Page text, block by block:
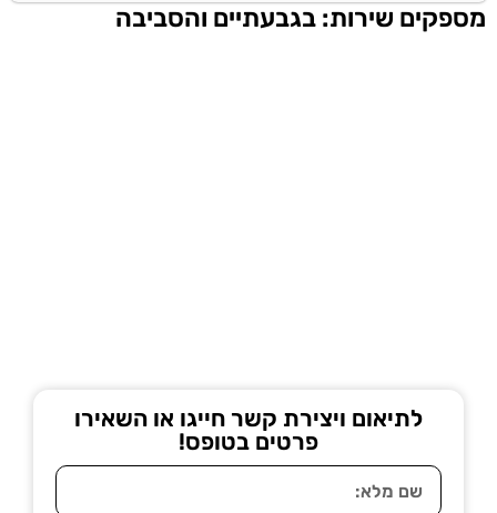
מספקים שירות: בגבעתיים והסביבה
לתיאום ויצירת קשר חייגו או השאירו
פרטים בטופס!